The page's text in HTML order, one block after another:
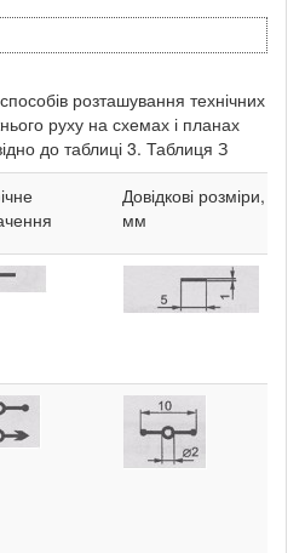
розташування технічних
руху на схемах і планах
до таблиці 3. Таблиця З
Довідкові розміри,
мм